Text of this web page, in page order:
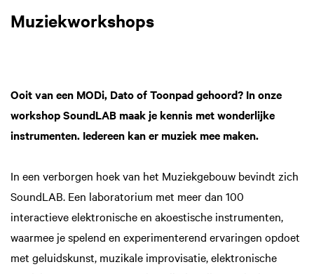
Muziekworkshops
Ooit van een MODi, Dato of Toonpad gehoord? In onze
workshop SoundLAB maak je kennis met wonderlijke
instrumenten. Iedereen kan er muziek mee maken.
In een verborgen hoek van het Muziekgebouw bevindt zich
SoundLAB. Een laboratorium met meer dan 100
interactieve elektronische en akoestische instrumenten,
waarmee je spelend en experimenterend ervaringen opdoet
met geluidskunst, muzikale improvisatie, elektronische